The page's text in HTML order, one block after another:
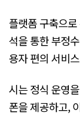
플랫폼 구축으
석을 통한 부정
용자 편의 서비
시는 정식 운영
폰을 제공하고,